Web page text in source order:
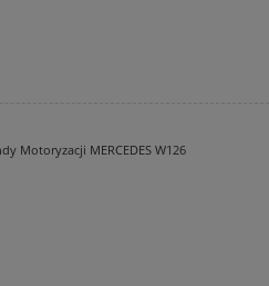
Motoryzacji MERCEDES W126